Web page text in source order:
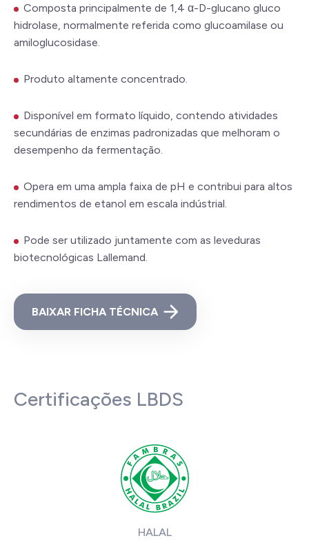
Composta principalmente de 1,4 α-D-glucano gluco
hidrolase, normalmente referida como glucoamilase ou
amiloglucosidase.
Produto altamente concentrado.
Disponível em formato líquido, contendo atividades
secundárias de enzimas padronizadas que melhoram o
desempenho da fermentação.
Opera em uma ampla faixa de pH e contribui para altos
rendimentos de etanol em escala indústrial.
Pode ser utilizado juntamente com as leveduras
biotecnológicas Lallemand.
BAIXAR FICHA TÉCNICA
Certificações LBDS
HALAL